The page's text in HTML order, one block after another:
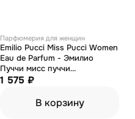
Парфюмерия для женщин
Emilio Pucci Miss Pucci Women
Eau de Parfum - Эмилио
Пуччи мисс пуччи
парфюмированная вода 4 мл
1 575 ₽
В корзину